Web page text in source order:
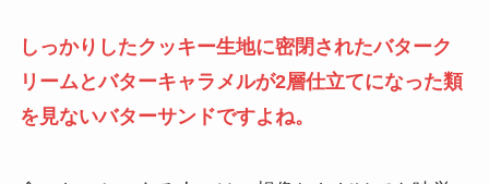
しっかりしたクッキー生地に密閉されたバターク
リームとバターキャラメルが2層仕立てになった類
を見ないバターサンドですよね。